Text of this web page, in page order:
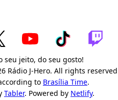
seu jeito, do seu gosto!
Rádio J-Hero. All rights
to Brasília Time.
Tabler. Powered by Netlify.